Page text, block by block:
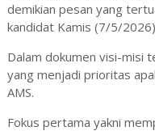
demikian pesan yang
kandidat Kamis (7/5/
Dalam dokumen visi-misi
yang menjadi prioritas
AMS.
Fokus pertama yakni